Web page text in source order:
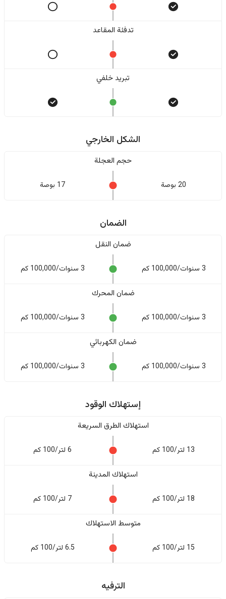
تدفئة المقاعد
تبريد خلفي
الشكل الخارجي
حجم العجلة
20 بوصة 17 بوصة
الضمان
ضمان النقل
3 سنوات/100,000 كم 3 سنوات/100,000 كم
ضمان المحرك
3 سنوات/100,000 كم 3 سنوات/100,000 كم
ضمان الكهربائي
3 سنوات/100,000 كم 3 سنوات/100,000 كم
إستهلاك الوقود
استهلاك الطرق السريعة
13 لتر/100 كم 6 لتر/100 كم
استهلاك المدينة
18 لتر/100 كم 7 لتر/100 كم
متوسط الاستهلاك
15 لتر/100 كم 6.5 لتر/100 كم
الترفيه